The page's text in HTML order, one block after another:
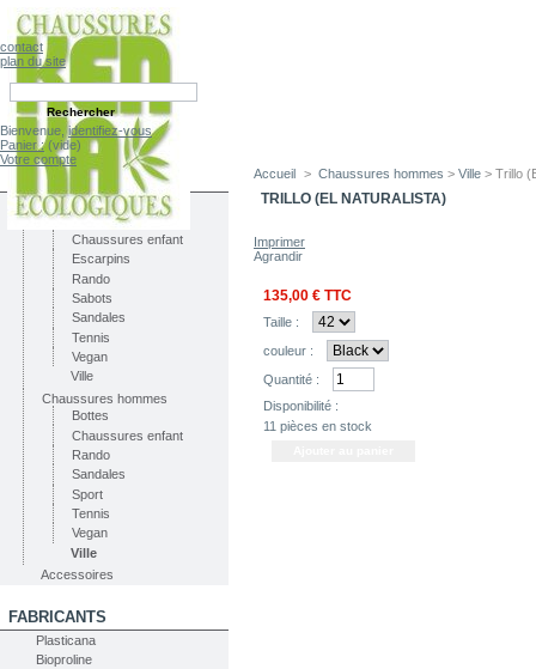
contact
plan du site
Bienvenue,identifiez-vous
Panier : (vide)
Votre compte
CATÉGORIES
Chaussures femmes
Bottes
Chaussures enfant
Escarpins
Rando
Sabots
Sandales
Tennis
Vegan
Ville
Chaussures hommes
Bottes
Chaussures enfant
Rando
Sandales
Sport
Tennis
Vegan
Ville
Accessoires
FABRICANTS
Plasticana
Bioproline
Accueil > Chaussures hommes >Ville > Trillo
TRILLO (EL NATURALISTA)
Imprimer
Agrandir
135,00 € TTC
Taille :
couleur :
Quantité :
Disponibilité :
11 pièces en stock